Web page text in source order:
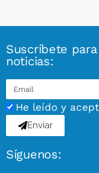
Suscríbete
noticias:
He leído y
Enviar
Síguenos: